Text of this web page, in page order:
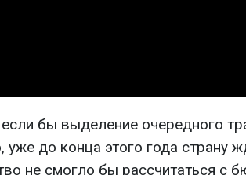
если бы выделение очередного
уже до конца этого года страну
не смогло бы рассчитаться с